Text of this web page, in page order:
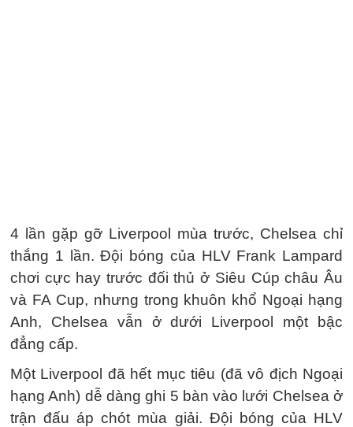
4 lần gặp gỡ Liverpool mùa trước, Chelsea chỉ
thắng 1 lần. Đội bóng của HLV Frank Lampard
chơi cực hay trước đối thủ ở Siêu Cúp châu Âu
và FA Cup, nhưng trong khuôn khổ Ngoại hạng
Anh, Chelsea vẫn ở dưới Liverpool một bậc
đẳng cấp.
Một Liverpool đã hết mục tiêu (đã vô địch Ngoại
hạng Anh) dễ dàng ghi 5 bàn vào lưới Chelsea ở
trận đấu áp chót mùa giải. Đội bóng của HLV